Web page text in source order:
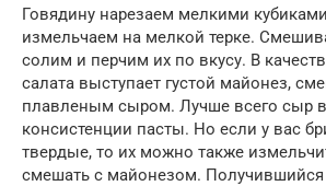
Говядину нарезаем мелкими
измельчаем на мелкой терке.
солим и перчим их по вкусу. В
салата выступает густой майонез,
плавленым сыром. Лучше всего сыр
консистенции пасты. Но если у вас
твердые, то их можно также
смешать с майонезом. Получившийся